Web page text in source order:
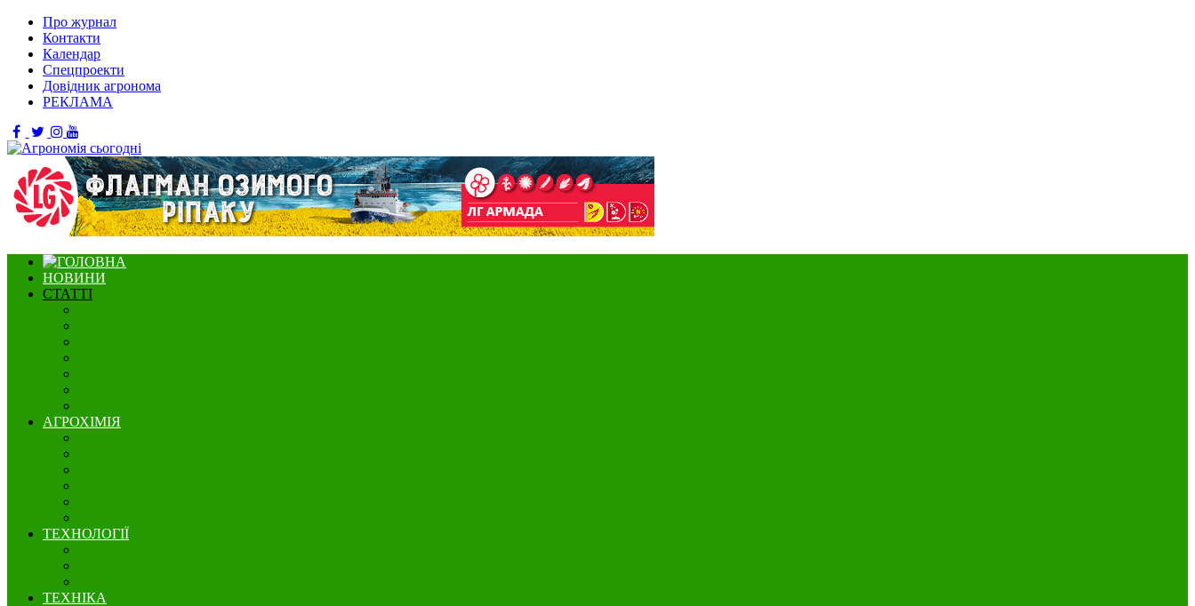
Про журнал
Контакти
Календар
Спецпроекти
Довідник агронома
РЕКЛАМА
НОВИНИ
СТАТТІ
АГРОХІМІЯ
ТЕХНОЛОГІЇ
ТЕХНІКА